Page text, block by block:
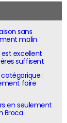
sans
malin
est excellent
suffisent
catégorique :
faire
en seulement
Broca